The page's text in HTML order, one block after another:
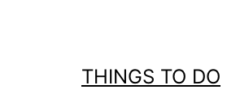
THINGS TO DO